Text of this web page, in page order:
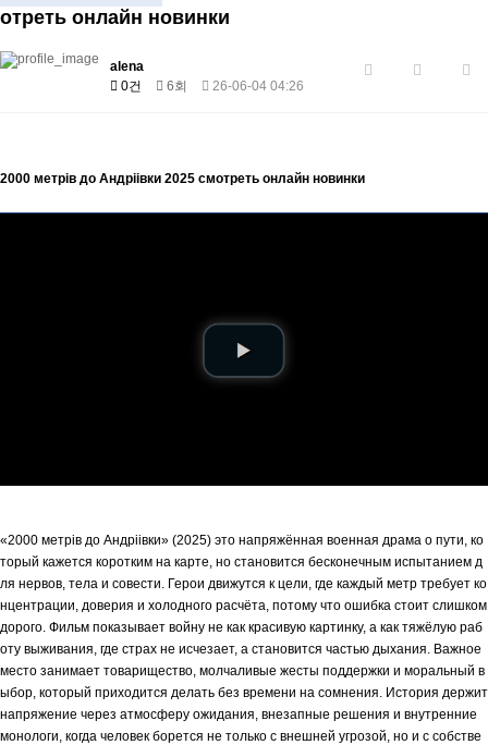
отреть онлайн новинки
alena
0건
6회 26-06-04 04:26
2000 метрiв до Андрiiвки 2025 смотреть онлайн новинки
«2000 метрiв до Андрiiвки» (2025) это напряжённая военная драма о пути, ко
торый кажется коротким на карте, но становится бесконечным испытанием д
ля нервов, тела и совести. Герои движутся к цели, где каждый метр требует ко
нцентрации, доверия и холодного расчёта, потому что ошибка стоит слишком
дорого. Фильм показывает войну не как красивую картинку, а как тяжёлую раб
оту выживания, где страх не исчезает, а становится частью дыхания. Важное
место занимает товарищество, молчаливые жесты поддержки и моральный в
ыбор, который приходится делать без времени на сомнения. История держит
напряжение через атмосферу ожидания, внезапные решения и внутренние
монологи, когда человек борется не только с внешней угрозой, но и с собстве